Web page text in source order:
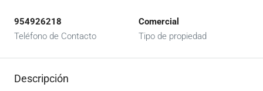
954926218
Teléfono de Contacto
Comercial
Tipo de propiedad
Descripción